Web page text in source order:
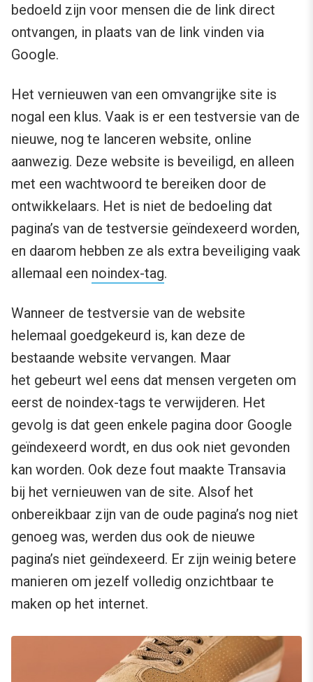
bedoeld zijn voor mensen die de link direct
ontvangen, in plaats van de link vinden via
Google.
Het vernieuwen van een omvangrijke site is
nogal een klus. Vaak is er een testversie van de
nieuwe, nog te lanceren website, online
aanwezig. Deze website is beveiligd, en alleen
met een wachtwoord te bereiken door de
ontwikkelaars. Het is niet de bedoeling dat
pagina’s van de testversie geïndexeerd worden,
en daarom hebben ze als extra beveiliging vaak
allemaal een noindex-tag.
Wanneer de testversie van de website
helemaal goedgekeurd is, kan deze de
bestaande website vervangen. Maar
het gebeurt wel eens dat mensen vergeten om
eerst de noindex-tags te verwijderen. Het
gevolg is dat geen enkele pagina door Google
geïndexeerd wordt, en dus ook niet gevonden
kan worden. Ook deze fout maakte Transavia
bij het vernieuwen van de site. Alsof het
onbereikbaar zijn van de oude pagina’s nog niet
genoeg was, werden dus ook de nieuwe
pagina’s niet geïndexeerd. Er zijn weinig betere
manieren om jezelf volledig onzichtbaar te
maken op het internet.